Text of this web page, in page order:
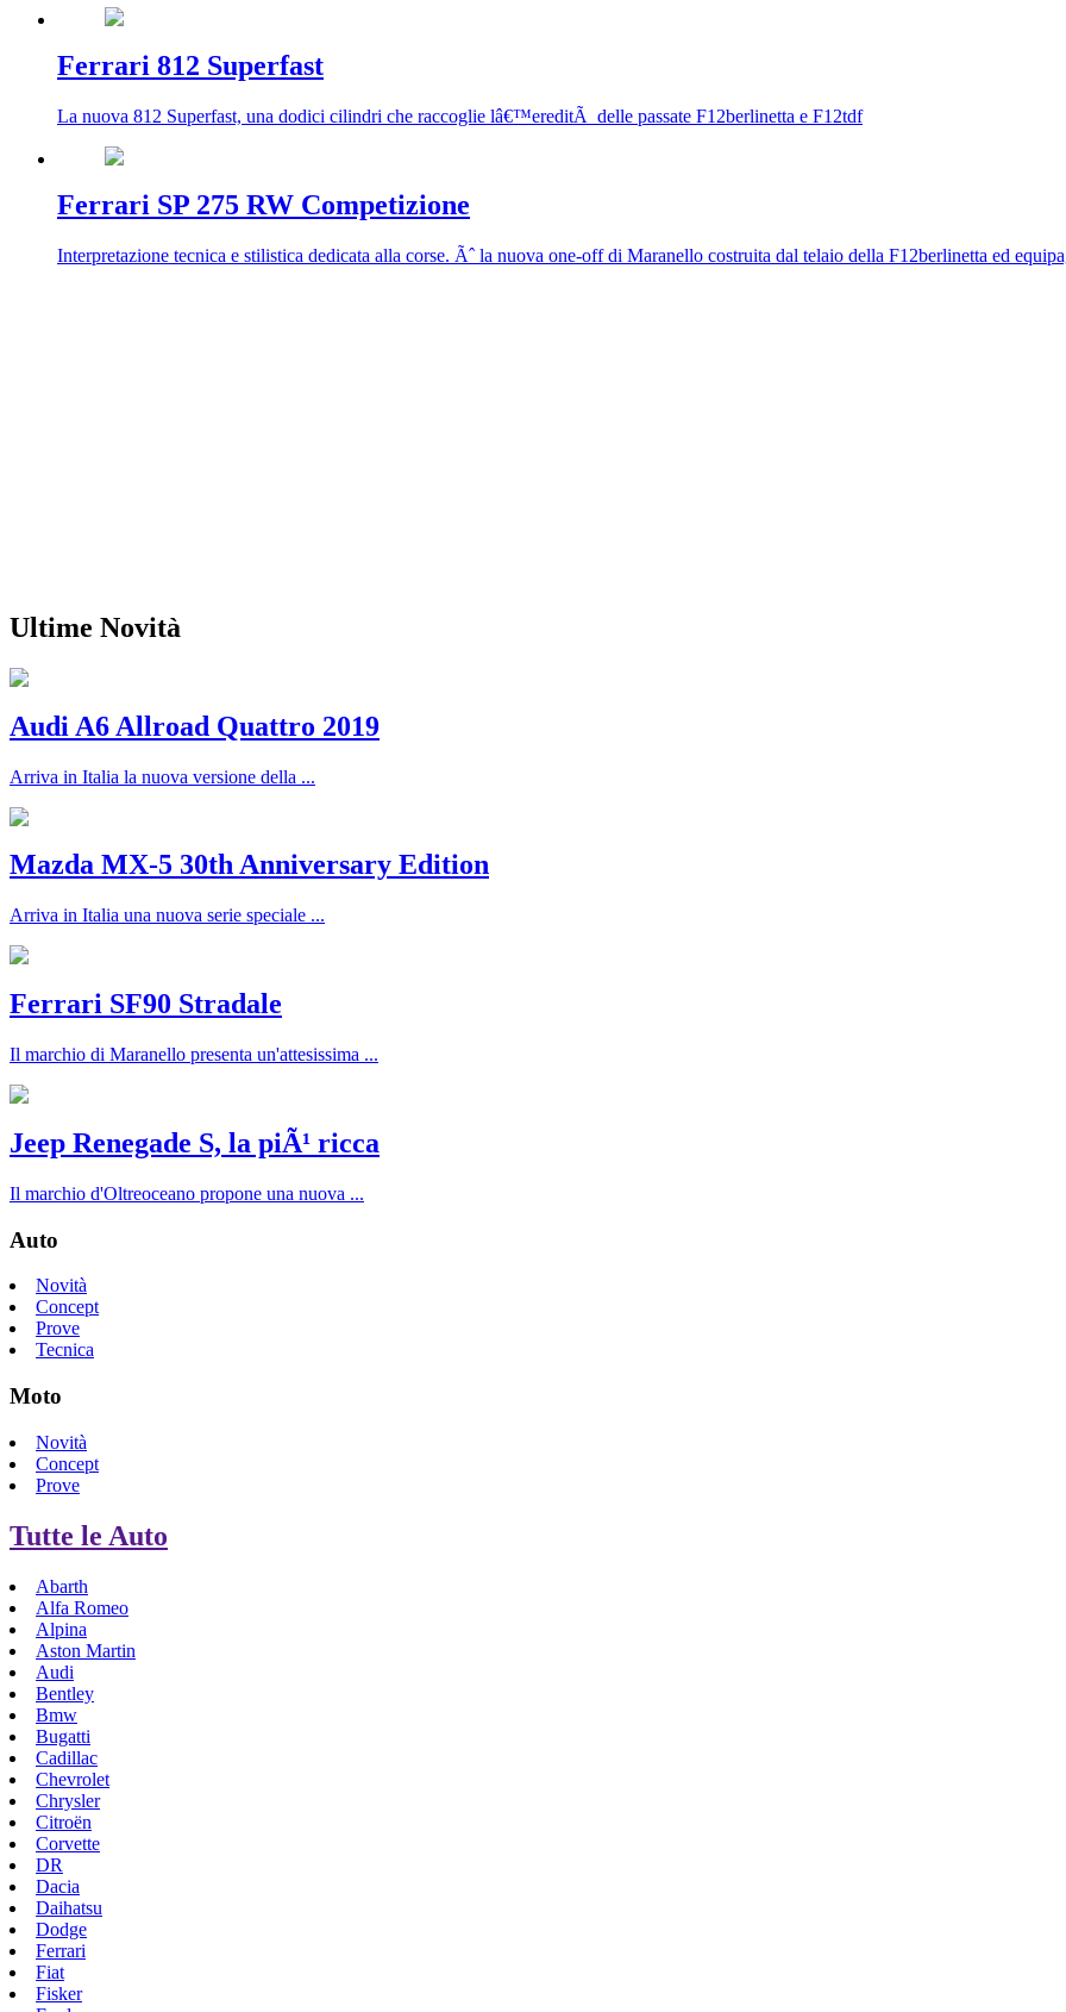
Ferrari 812 Superfast
La nuova 812 Superfast, una dodici cilindri che raccoglie lâ€™ereditÃ delle passate F12berlinetta e F12tdf
Ferrari SP 275 RW Competizione
Interpretazione tecnica e stilistica dedicata alla corse. Ãˆ la nuova one-off di Maranello costruita dal telaio della F12berlinetta ed
Ultime Novità
Audi A6 Allroad Quattro 2019
Arriva in Italia la nuova versione della ...
Mazda MX-5 30th Anniversary Edition
Arriva in Italia una nuova serie speciale ...
Ferrari SF90 Stradale
Il marchio di Maranello presenta un'attesissima ...
Jeep Renegade S, la piÃ¹ ricca
Il marchio d'Oltreoceano propone una nuova ...
Auto
Novità
Concept
Prove
Tecnica
Moto
Novità
Concept
Prove
Tutte le Auto
Abarth
Alfa Romeo
Alpina
Aston Martin
Audi
Bentley
Bmw
Bugatti
Cadillac
Chevrolet
Chrysler
Citroën
Corvette
DR
Dacia
Daihatsu
Dodge
Ferrari
Fiat
Fisker